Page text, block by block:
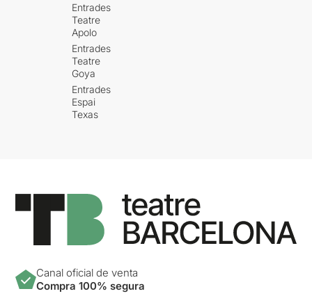
Entrades
Teatre
Apolo
Entrades
Teatre
Goya
Entrades
Espai
Texas
Canal oficial de venta
Compra 100% segura